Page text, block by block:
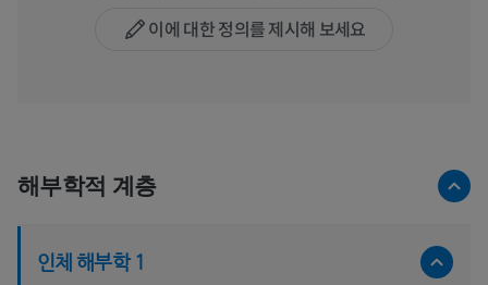
이에 대한 정의를 제시해 보세요
해부학적 계층
인체 해부학 1